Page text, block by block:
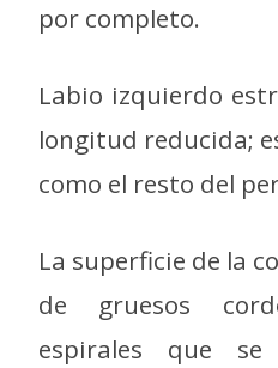
por completo.
Labio izquierdo
longitud reducida;
como el resto del
La superficie de la
de gruesos
espirales que